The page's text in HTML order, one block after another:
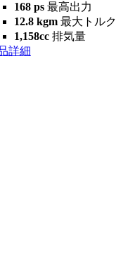
168 ps 最高出力
12.8 kgm 最大トルク
1,158cc 排気量
詳細